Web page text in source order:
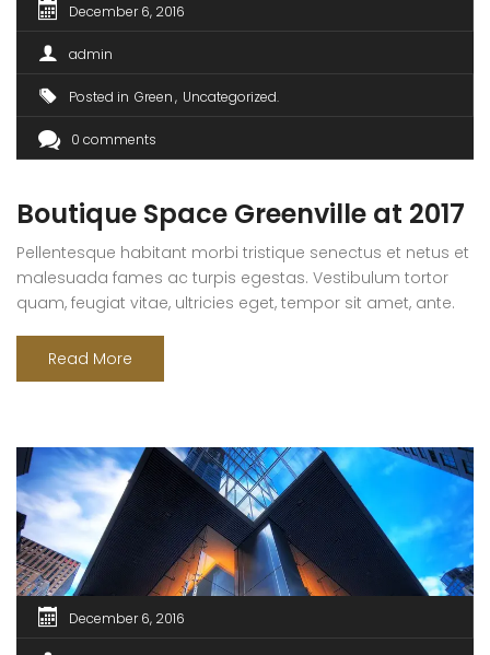
December 6, 2016
admin
Posted in Green Uncategorized
0 comments
Boutique Space Greenville at 2017
Pellentesque habitant morbi tristique senectus et netus et
malesuada fames ac turpis egestas. Vestibulum tortor
quam, feugiat vitae, ultricies eget, tempor sit amet, ante.
ultricies mi vitae est. Mauris placerat eleifend leo. Quisque
sit amet est et sapien ullamcorper pharetra. Vestibulum
Read More
December 6, 2016